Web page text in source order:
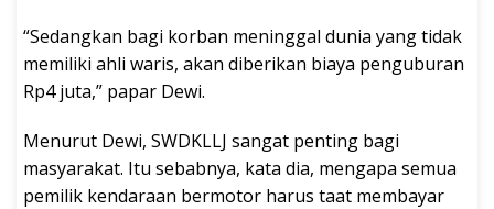
“Sedangkan bagi korban meninggal dunia yang tidak
memiliki ahli waris, akan diberikan biaya penguburan
Rp4 juta,” papar Dewi.
Menurut Dewi, SWDKLLJ sangat penting bagi
masyarakat. Itu sebabnya, kata dia, mengapa semua
pemilik kendaraan bermotor harus taat membayar